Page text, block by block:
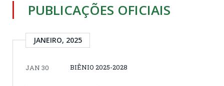
PUBLICAÇÕES OFICIAIS
JANEIRO, 2025
JAN 30 BIÊNIO 2025-2028